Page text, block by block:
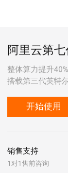
阿里云第
整体算力提升
搭载第三代英特
开始使用
销售支持
1对1售前咨询